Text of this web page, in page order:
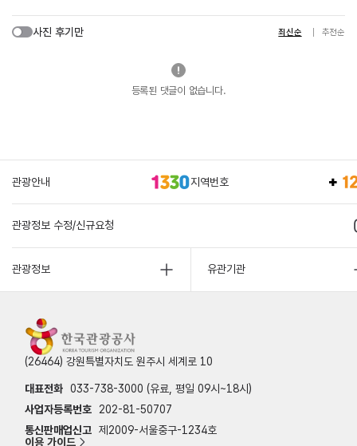
사진 후기만 최신순 추천순
등록된 댓글이 없습니다.
관광안내 지역번호
관광정보 수정/신규요청
관광정보 유관기관
(26464) 강원특별자치도 원주시 세계로 10
대표전화 033-738-3000 (유료, 평일 09시~18시)
사업자등록번호
202-81-50707
통신판매업신고 제2009-서울중구-1234호
이용 가이드